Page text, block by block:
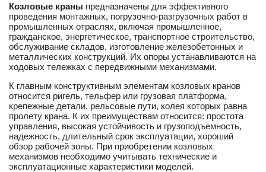
Козловые краны предназначены для эффективного
проведения монтажных, погрузочно-разгрузочных работ в
промышленных отраслях, включая промышленное,
гражданское, энергетическое, транспортное строительство,
обслуживание складов, изготовление железобетонных и
металлических конструкций. Их опоры устанавливаются на
ходовых тележках с передвижными механизмами.
К главным конструктивным элементам козловых кранов
относится ригель, тельфер или грузовая платформа,
крепежные детали, рельсовые пути, колея которых равна
пролету крана. К их преимуществам относится: простота
управления, высокая устойчивость и грузоподъемность,
надежность, длительный срок эксплуатации, хороший
обзор рабочей зоны. При приобретении козловых
механизмов необходимо учитывать технические и
эксплуатационные характеристики моделей.